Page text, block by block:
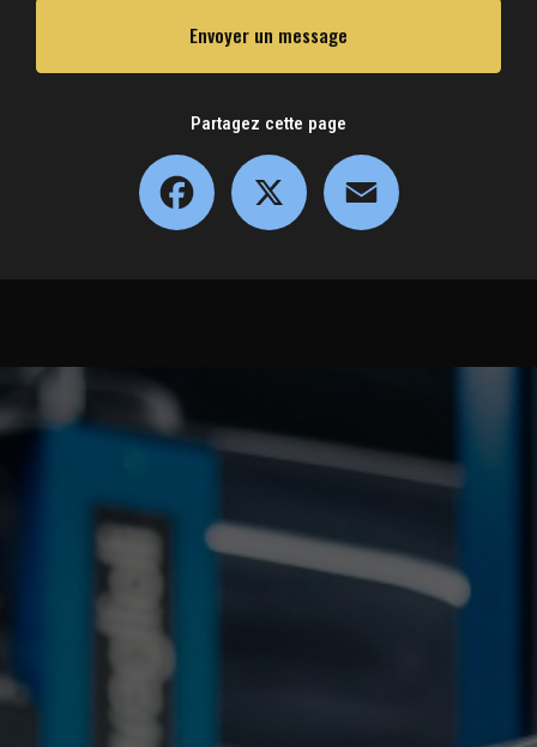
Envoyer un message
Partagez cette page
Facebook